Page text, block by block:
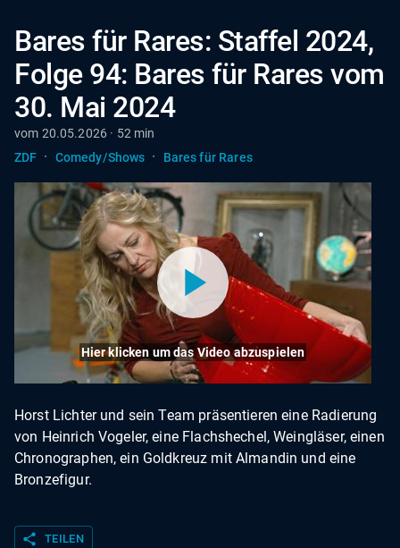
Bares für Rares: Staffel 2024,
Folge 94: Bares für Rares vom
30. Mai 2024
vom 20.05.2026 · 52 min
ZDF · Comedy/Shows · Bares für Rares
Hier klicken um das Video abzuspielen
Horst Lichter und sein Team präsentieren eine Radierung
von Heinrich Vogeler, eine Flachshechel, Weingläser, einen
Chronographen, ein Goldkreuz mit Almandin und eine
Bronzefigur.
share TEILEN